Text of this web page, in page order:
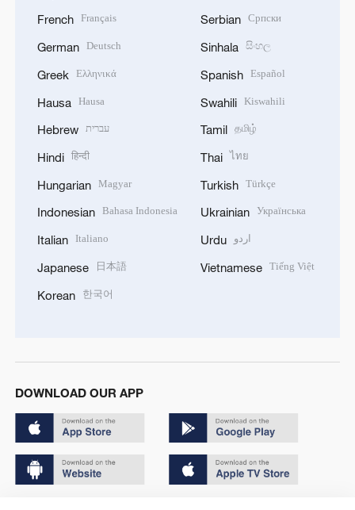
French Français
German Deutsch
Greek Ελληνικά
Hausa Hausa
Hebrew עברית
Hindi हिन्दी
Hungarian Magyar
Indonesian Bahasa Indonesia
Italian Italiano
Japanese 日本語
Korean 한국어
Serbian Српски
Sinhala සිංහල
Spanish Español
Swahili Kiswahili
Tamil தமிழ்
Thai ไทย
Turkish Türkçe
Ukrainian Українська
Urdu اردو
Vietnamese Tiếng Việt
DOWNLOAD OUR APP